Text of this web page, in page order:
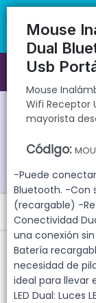
Mouse Inalámbrico
Mouse
Dual
Usb
Mouse
Wifi Receptor
mayorista
Código:
-Puede
Bluetooth. -Con
(recargable) -
Conectividad
una conexión
Batería
necesidad de
ideal para llevar
LED Dual: Luces
directa | 📦
CÓMO COMPRAR
QUIÉNES SOMOS
GARANTIAS
CONTACTO
Menú
Mouse Inalámbrico
Usb Portátil Dehuka